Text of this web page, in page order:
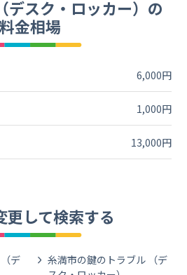
デスク・ロッカー）の
料金相場
6,000円
1,000円
13,000円
更して検索する
デ
糸満市の鍵のトラブル （デ